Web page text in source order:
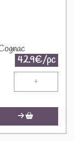
42.9€/pc
+